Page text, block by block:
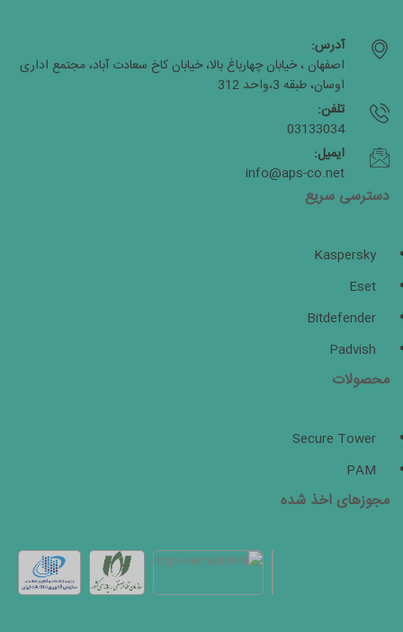
آدرس:
اصفهان ، خیابان چهارباغ بالا، خیابان کاخ سعادت آباد، مجتمع اداری
اوسان، طبقه 3،واحد 312
تلفن:
03133034
ایمیل:
info@aps-co.net
دسترسی سریع
Kaspersky
Eset
Bitdefender
Padvish
محصولات
Secure Tower
PAM
مجوزهای اخذ شده